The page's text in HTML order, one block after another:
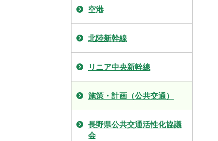
空港
北陸新幹線
リニア中央新幹線
施策・計画（公共交通）
長野県公共交通活性化協議
会